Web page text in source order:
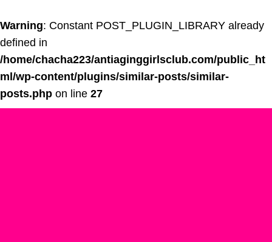
Warning: Constant POST_PLUGIN_LIBRARY already
defined in
/home/chacha223/antiaginggirlsclub.com/public_ht
ml/wp-content/plugins/similar-posts/similar-
posts.php on line 27